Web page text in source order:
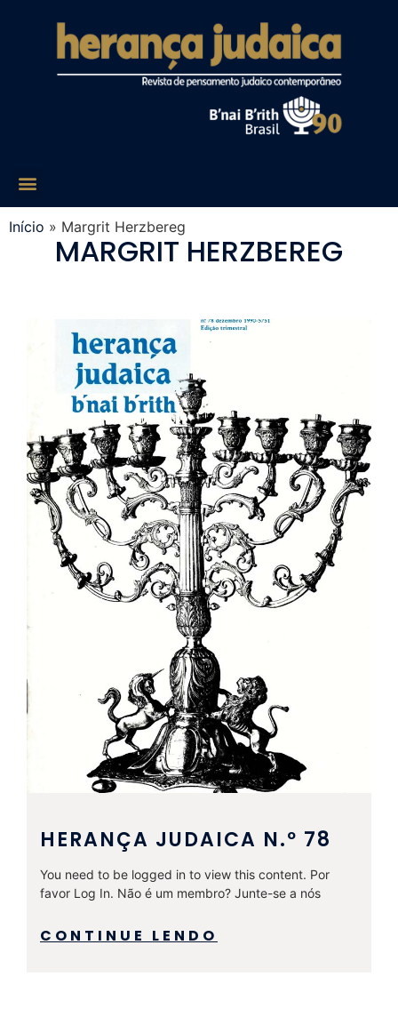
Início » Margrit Herzbereg
MARGRIT HERZBEREG
HERANÇA JUDAICA N.º 78
You need to be logged in to view this content. Por
favor Log In. Não é um membro? Junte-se a nós
CONTINUE LENDO